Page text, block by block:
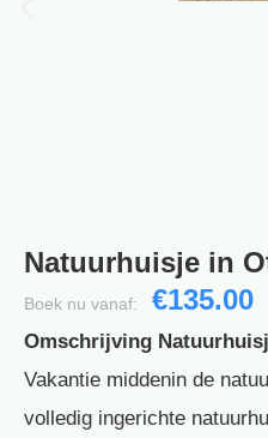
Natuurhuisje in
Boek nu vanaf: €135.00
Omschrijving
Vakantie middenin de
volledig ingerichte